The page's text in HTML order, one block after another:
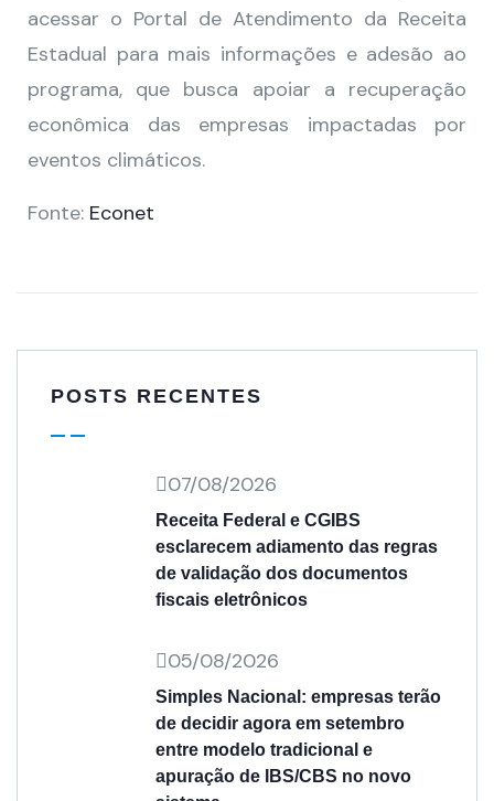
acessar o Portal de Atendimento da Receita
Estadual para mais informações e adesão ao
programa, que busca apoiar a recuperação
econômica das empresas impactadas por
eventos climáticos.
Fonte: Econet
POSTS RECENTES
07/08/2026
Receita Federal e CGIBS
esclarecem adiamento das regras
de validação dos documentos
fiscais eletrônicos
05/08/2026
Simples Nacional: empresas terão
de decidir agora em setembro
entre modelo tradicional e
apuração de IBS/CBS no novo